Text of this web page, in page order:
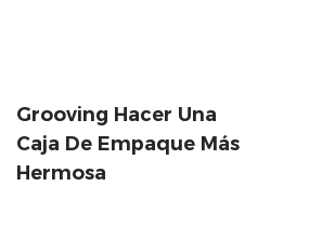
Grooving Hacer Una
Caja De Empaque Más
Hermosa